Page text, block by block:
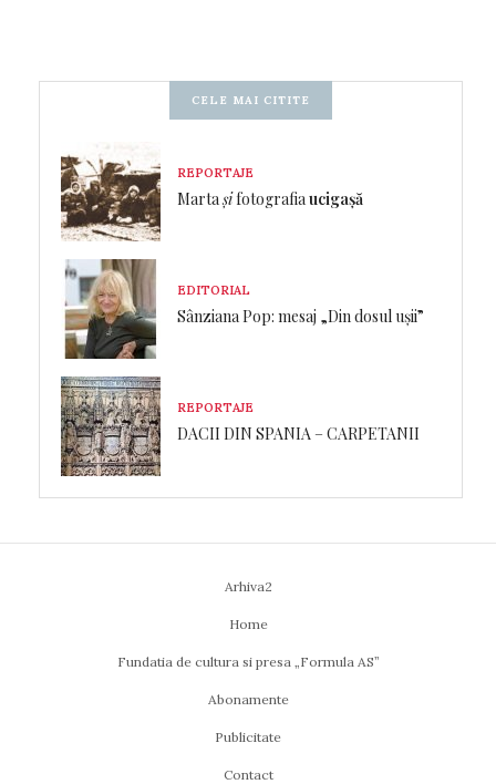
CELE MAI CITITE
REPORTAJE
Martașifotografiaucigașă
EDITORIAL
Sânziana Pop: mesaj „Din dosul ușii”
REPORTAJE
DACII DIN SPANIA – CARPETANII
Arhiva2
Home
Fundatia de cultura si presa „Formula AS”
Abonamente
Publicitate
Contact